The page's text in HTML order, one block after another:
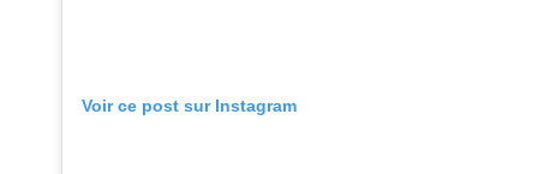
Voir ce post sur Instagram